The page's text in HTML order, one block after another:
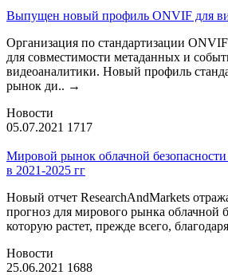
Выпущен новый профиль ONVIF для
Организация по стандартизации
для совместимости метаданных и
видеоаналитики. Новый профиль
рынок ди.. →
Новости
05.07.2021 1717
Мировой рынок облачной безопасности
в 2021-2025 гг
Новый отчет ResearchAndMarkets
прогноз для мирового рынка облачной
которую растет, прежде всего,
Новости
25.06.2021 1688